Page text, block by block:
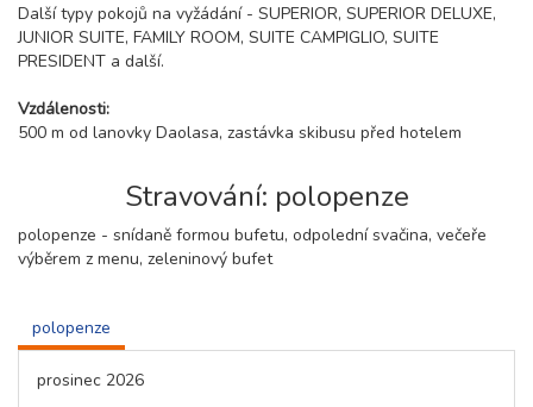
Další typy pokojů na vyžádání - SUPERIOR, SUPERIOR DELUXE,
JUNIOR SUITE, FAMILY ROOM, SUITE CAMPIGLIO, SUITE
PRESIDENT a další.
Vzdálenosti:
500 m od lanovky Daolasa, zastávka skibusu před hotelem
Stravování: polopenze
polopenze - snídaně formou bufetu, odpolední svačina, večeře
výběrem z menu, zeleninový bufet
polopenze
prosinec 2026